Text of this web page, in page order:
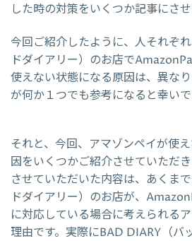
した時の対策をいくつか記事にさ
今回ご紹介したように、人それぞ
ドダイアリー）のお店で
使えない状態になる原因は、異な
が何か１つでも参考になると幸いで
それと、今回、アマゾンペイが使
因をいくつかご紹介させていただ
させていただいた内容は、あくま
ドダイアリー）のお店が、
に対応している場合に考えられる
理由です。実際にBAD DIARY（バ